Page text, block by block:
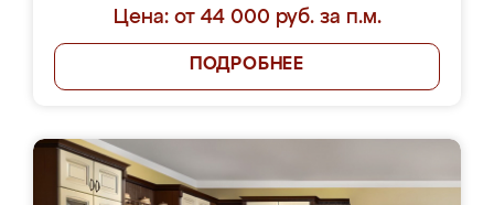
Цена: от 44 000 руб. за п.м.
ПОДРОБНЕЕ